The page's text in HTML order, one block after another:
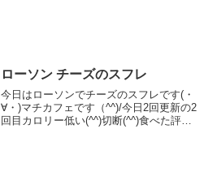
ローソン チーズのスフレ
今日はローソンでチーズのスフレです(・
∀・)マチカフェです（^^)/今日2回更新の2
回目カロリー低い(^^)切断(^^)食べた評価